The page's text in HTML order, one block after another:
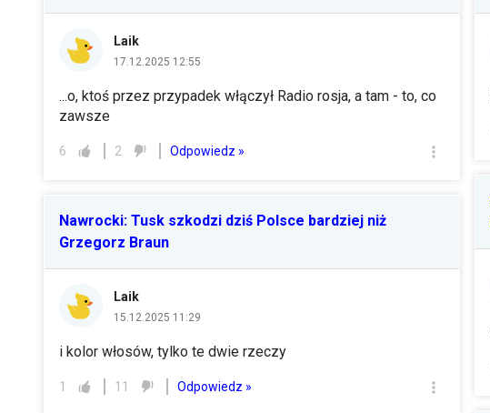
Laik
17.12.2025 12:55
...o, ktoś przez przypadek włączył Radio rosja, a tam - to, co
zawsze
6 2 Odpowiedz »
Nawrocki: Tusk szkodzi dziś Polsce bardziej niż
Grzegorz Braun
Laik
15.12.2025 11:29
i kolor włosów, tylko te dwie rzeczy
1 11 Odpowiedz »